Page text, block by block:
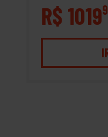
R$ 1019